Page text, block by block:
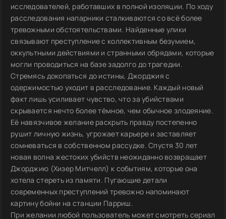
исследователей, работавших в полной изоляции. По ходу
расследования напарники сталкиваются со всё более
тревожными обстоятельствами. Найденные улики
связывают преступление с коллективным безумием,
оккультными действиями и странными обрядами, которые
могли проводиться на базе задолго до трагедии.
Стремясь докопаться до истины, Джорджия с
одержимостью уходит в расследование. Каждый новый
факт лишь усиливает чувство, что за убийствами
скрывается нечто более тёмное, чем обычное злодеяние.
Её навязчивое желание раскрыть правду постепенно
рушит личную жизнь, угрожает карьере и заставляет
сомневаться в собственном рассудке. Спустя 30 лет
новая волна жестоких убийств неожиданно возвращает
Джорджию (Хизер Митчелл) к событиям, которые она
хотела стереть из памяти. Пугающие детали
современных преступлений тревожно напоминают
картину бойни на станции Парриш.
При желании любой пользователь может смотреть сериал